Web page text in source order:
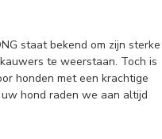
staat bekend om zijn sterke
te weerstaan. Toch is
honden met een krachtige
hond raden we aan altijd